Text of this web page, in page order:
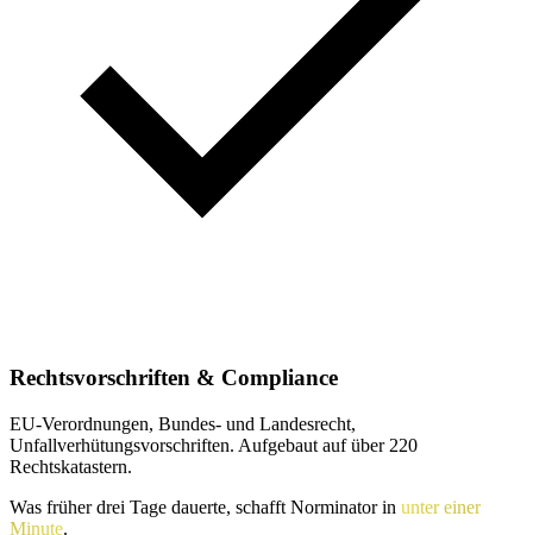
Rechtsvorschriften & Compliance
EU-Verordnungen, Bundes- und Landesrecht,
Unfallverhütungsvorschriften. Aufgebaut auf über 220
Rechtskatastern.
Was früher drei Tage dauerte, schafft Norminator in unter einer
Minute.